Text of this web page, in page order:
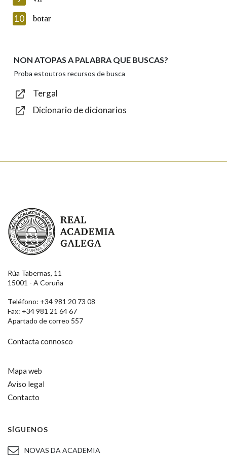
Introduce o código que aparece na imaxe:
Texto de verificación
10 botar
NON ATOPAS A PALABRA QUE BUSCAS?
Proba estoutros recursos de busca
Tergal
Dicionario de dicionarios
Real Academia Galega
Rúa Tabernas, 11
15001 - A Coruña
Teléfono: +34 981 20 73 08
Fax: +34 981 21 64 67
Apartado de correo 557
Contacta connosco
Mapa web
Aviso legal
Contacto
SÍGUENOS
NOVAS DA ACADEMIA